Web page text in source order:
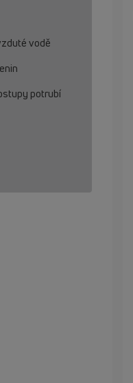
vodě
potrubí